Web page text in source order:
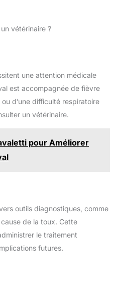
vétérinaire ?
une attention médicale
est accompagnée de fièvre
d’une difficulté respiratoire
un vétérinaire.
pour Améliorer
outils diagnostiques, comme
de la toux. Cette
le traitement
futures.